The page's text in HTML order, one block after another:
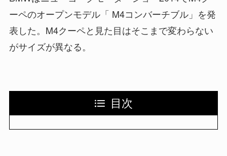
ーペのオープンモデル「 M4コンバーチブル」を発
表した。M4クーペと見た目はそこまで変わらない
がサイズが異なる。
目次